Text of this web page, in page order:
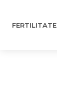
FERTILITATE